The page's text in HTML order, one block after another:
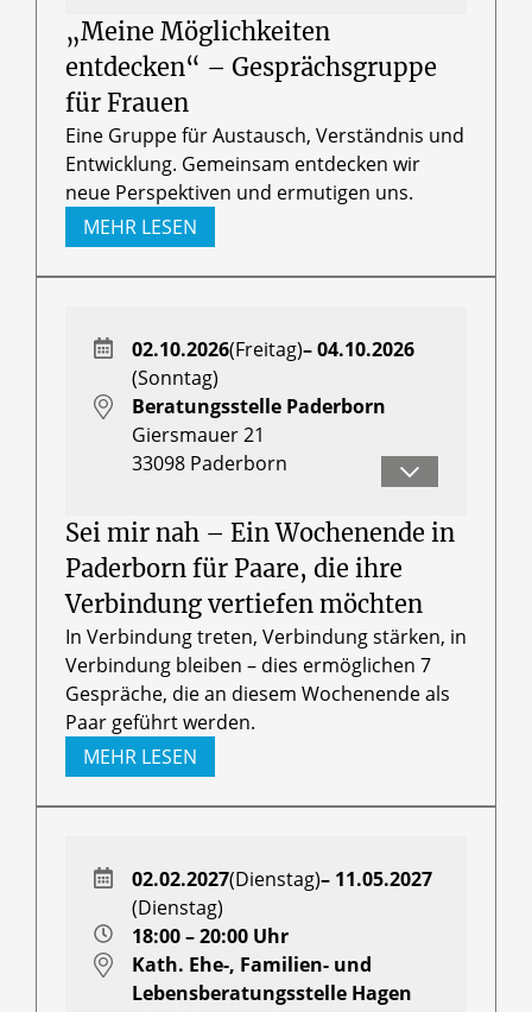
„Meine Möglichkeiten
entdecken“ – Gesprächsgruppe
für Frauen
Eine Gruppe für Austausch, Verständnis und
Entwicklung. Gemeinsam entdecken wir
neue Perspektiven und ermutigen uns.
MEHR LESEN
Sei mir nah – Ein Wochenende in
Paderborn für Paare, die ihre
Verbindung vertiefen möchten
In Verbindung treten, Verbindung stärken, in
Verbindung bleiben – dies ermöglichen 7
Gespräche, die an diesem Wochenende als
Paar geführt werden.
MEHR LESEN
02.10.2026(Freitag)– 04.10.2026
(Sonntag)
Beratungsstelle Paderborn
Giersmauer 21
33098 Paderborn
02.02.2027(Dienstag)– 11.05.2027
(Dienstag)
18:00 – 20:00 Uhr
Kath. Ehe-, Familien- und
Lebensberatungsstelle Hagen